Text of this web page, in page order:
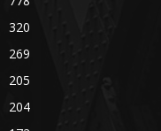
320
269
205
204